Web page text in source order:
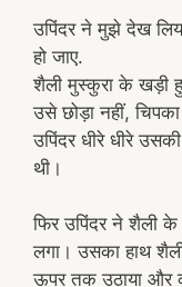
उपिंदर ने मुझे देख
हो जाए.
शैली मुस्कुरा के खड़ी
उसे छोड़ा नहीं,
उपिंदर धीरे धीरे
थी।
फिर उपिंदर ने शैली
लगा। उसका हाथ
ऊपर तक उठाया और